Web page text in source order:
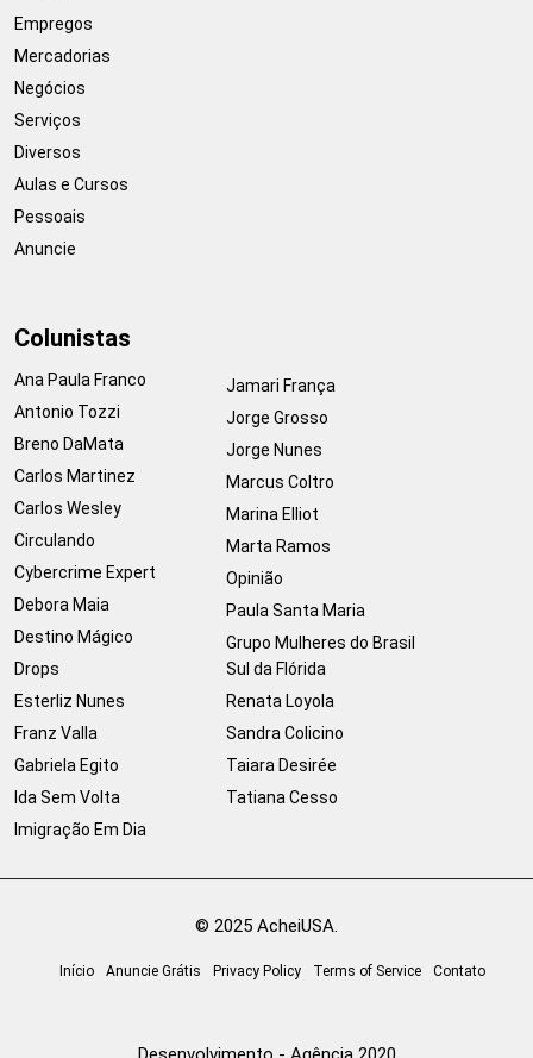
Empregos
Mercadorias
Negócios
Serviços
Diversos
Aulas e Cursos
Pessoais
Anuncie
Colunistas
Ana Paula Franco
Antonio Tozzi
Breno DaMata
Carlos Martinez
Carlos Wesley
Circulando
Cybercrime Expert
Debora Maia
Destino Mágico
Drops
Esterliz Nunes
Franz Valla
Gabriela Egito
Ida Sem Volta
Imigração Em Dia
Jamari França
Jorge Grosso
Jorge Nunes
Marcus Coltro
Marina Elliot
Marta Ramos
Opinião
Paula Santa Maria
Grupo Mulheres do Brasil
Sul da Flórida
Renata Loyola
Sandra Colicino
Taiara Desirée
Tatiana Cesso
© 2025 AcheiUSA.
Início Anuncie Grátis Privacy Policy Terms of Service Contato